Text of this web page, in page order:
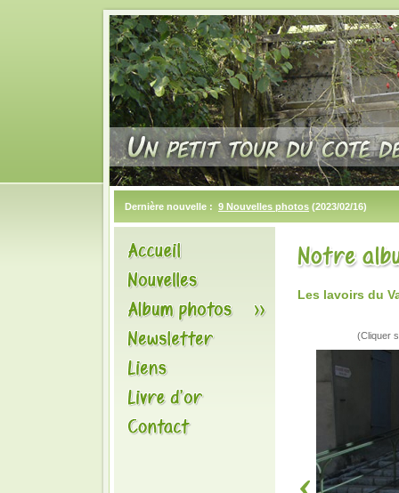
Dernière nouvelle : 9 Nouvelles photos (2023/02/16)
Les lavoirs du
(Cliquer